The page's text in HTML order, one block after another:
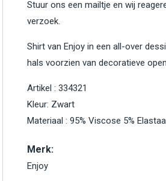
Stuur ons een mailtje en wij
verzoek.
Shirt van Enjoy in een all-over
hals voorzien van decoratieve
Artikel : 334321
Kleur: Zwart
Materiaal : 95% Viscose 5%
Merk:
Enjoy